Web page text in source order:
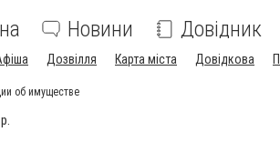
Новини Довідник
Дозвілля Карта міста Довідкова
об имуществе